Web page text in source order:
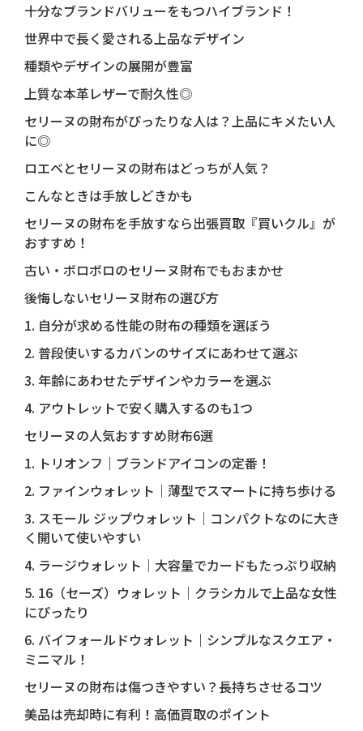
十分なブランドバリューをもつハイブランド！
世界中で長く愛される上品なデザイン
種類やデザインの展開が豊富
上質な本革レザーで耐久性◎
セリーヌの財布がぴったりな人は？上品にキメたい人
に◎
ロエベとセリーヌの財布はどっちが人気？
こんなときは手放しどきかも
セリーヌの財布を手放すなら出張買取『買いクル』が
おすすめ！
古い・ボロボロのセリーヌ財布でもおまかせ
後悔しないセリーヌ財布の選び方
1. 自分が求める性能の財布の種類を選ぼう
2. 普段使いするカバンのサイズにあわせて選ぶ
3. 年齢にあわせたデザインやカラーを選ぶ
4. アウトレットで安く購入するのも1つ
セリーヌの人気おすすめ財布6選
1. トリオンフ｜ブランドアイコンの定番！
2. ファインウォレット｜薄型でスマートに持ち歩ける
3. スモール ジップウォレット｜コンパクトなのに大き
く開いて使いやすい
4. ラージウォレット｜大容量でカードもたっぷり収納
5. 16（セーズ）ウォレット｜クラシカルで上品な女性
にぴったり
6. バイフォールドウォレット｜シンプルなスクエア・
ミニマル！
セリーヌの財布は傷つきやすい？長持ちさせるコツ
美品は売却時に有利！高価買取のポイント